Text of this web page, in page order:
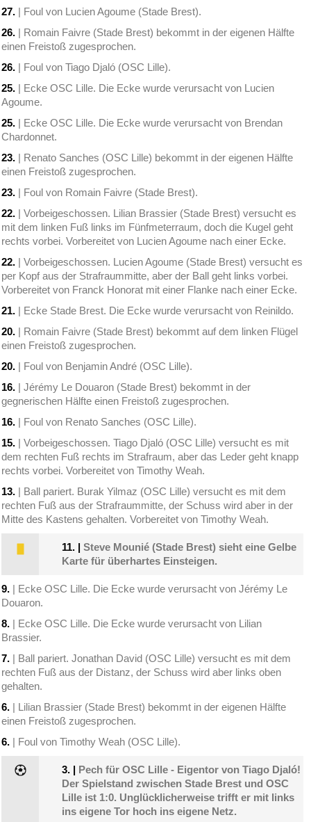
27. | Foul von Lucien Agoume (Stade Brest).
26. | Romain Faivre (Stade Brest) bekommt in der eigenen Hälfte
einen Freistoß zugesprochen.
26. | Foul von Tiago Djaló (OSC Lille).
25. | Ecke OSC Lille. Die Ecke wurde verursacht von Lucien
Agoume.
25. | Ecke OSC Lille. Die Ecke wurde verursacht von Brendan
Chardonnet.
23. | Renato Sanches (OSC Lille) bekommt in der eigenen Hälfte
einen Freistoß zugesprochen.
23. | Foul von Romain Faivre (Stade Brest).
22. | Vorbeigeschossen. Lilian Brassier (Stade Brest) versucht es
mit dem linken Fuß links im Fünfmeterraum, doch die Kugel geht
rechts vorbei. Vorbereitet von Lucien Agoume nach einer Ecke.
22. | Vorbeigeschossen. Lucien Agoume (Stade Brest) versucht es
per Kopf aus der Strafraummitte, aber der Ball geht links vorbei.
Vorbereitet von Franck Honorat mit einer Flanke nach einer Ecke.
21. | Ecke Stade Brest. Die Ecke wurde verursacht von Reinildo.
20. | Romain Faivre (Stade Brest) bekommt auf dem linken Flügel
einen Freistoß zugesprochen.
20. | Foul von Benjamin André (OSC Lille).
16. | Jérémy Le Douaron (Stade Brest) bekommt in der
gegnerischen Hälfte einen Freistoß zugesprochen.
16. | Foul von Renato Sanches (OSC Lille).
15. | Vorbeigeschossen. Tiago Djaló (OSC Lille) versucht es mit
dem rechten Fuß rechts im Strafraum, aber das Leder geht knapp
rechts vorbei. Vorbereitet von Timothy Weah.
13. | Ball pariert. Burak Yilmaz (OSC Lille) versucht es mit dem
rechten Fuß aus der Strafraummitte, der Schuss wird aber in der
Mitte des Kastens gehalten. Vorbereitet von Timothy Weah.
11. |Steve Mounié (Stade Brest) sieht eine Gelbe
Karte für überhartes Einsteigen.
9. | Ecke OSC Lille. Die Ecke wurde verursacht von Jérémy Le
Douaron.
8. | Ecke OSC Lille. Die Ecke wurde verursacht von Lilian
Brassier.
7. | Ball pariert. Jonathan David (OSC Lille) versucht es mit dem
rechten Fuß aus der Distanz, der Schuss wird aber links oben
gehalten.
6. | Lilian Brassier (Stade Brest) bekommt in der eigenen Hälfte
einen Freistoß zugesprochen.
6. | Foul von Timothy Weah (OSC Lille).
3. | Pech für OSC Lille - Eigentor von Tiago Djaló!
Der Spielstand zwischen Stade Brest und OSC
Lille ist 1:0. Unglücklicherweise trifft er mit links
ins eigene Tor hoch ins eigene Netz.